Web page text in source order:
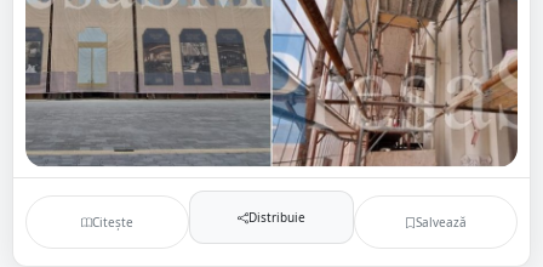
Citește Distribuie Salvează